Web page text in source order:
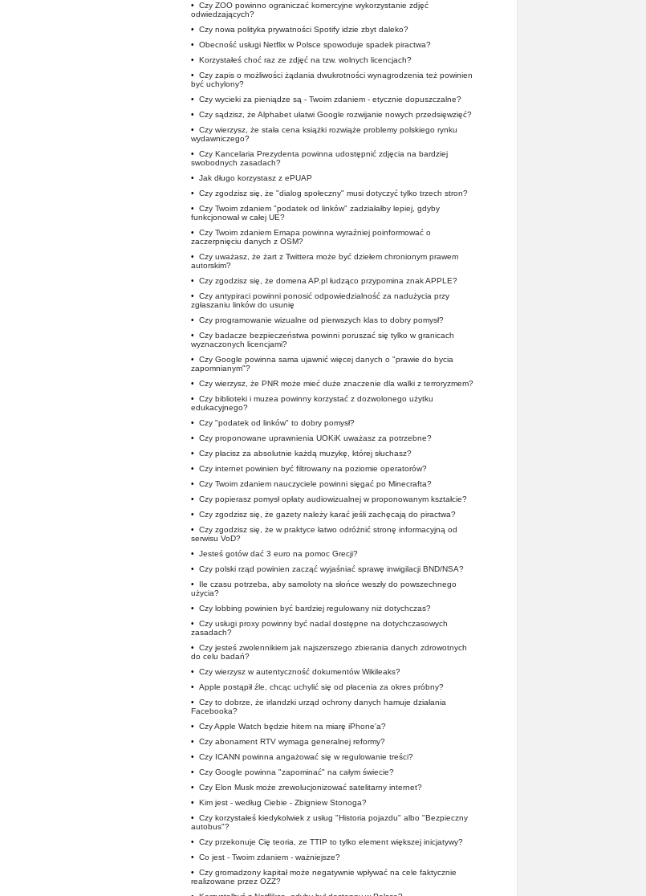
• Czy ZOO powinno ograniczać komercyjne wykorzystanie zdjęć
odwiedzających?
• Czy nowa polityka prywatności Spotify idzie zbyt daleko?
• Obecność usługi Netflix w Polsce spowoduje spadek piractwa?
• Korzystałeś choć raz ze zdjęć na tzw. wolnych licencjach?
• Czy zapis o możliwości żądania dwukrotności wynagrodzenia też powinien
być uchylony?
• Czy wycieki za pieniądze są - Twoim zdaniem - etycznie dopuszczalne?
• Czy sądzisz, że Alphabet ułatwi Google rozwijanie nowych przedsięwzięć?
• Czy wierzysz, że stała cena książki rozwiąże problemy polskiego rynku
wydawniczego?
• Czy Kancelaria Prezydenta powinna udostępnić zdjęcia na bardziej
swobodnych zasadach?
• Jak długo korzystasz z ePUAP
• Czy zgodzisz się, że "dialog społeczny" musi dotyczyć tylko trzech stron?
• Czy Twoim zdaniem "podatek od linków" zadziałałby lepiej, gdyby
funkcjonował w całej UE?
• Czy Twoim zdaniem Emapa powinna wyraźniej poinformować o
zaczerpnięciu danych z OSM?
• Czy uważasz, że żart z Twittera może być dziełem chronionym prawem
autorskim?
• Czy zgodzisz się, że domena AP.pl łudząco przypomina znak APPLE?
• Czy antypiraci powinni ponosić odpowiedzialność za nadużycia przy
zgłaszaniu linków do usunię
• Czy programowanie wizualne od pierwszych klas to dobry pomysł?
• Czy badacze bezpieczeństwa powinni poruszać się tylko w granicach
wyznaczonych licencjami?
• Czy Google powinna sama ujawnić więcej danych o "prawie do bycia
zapomnianym"?
• Czy wierzysz, że PNR może mieć duże znaczenie dla walki z terroryzmem?
• Czy biblioteki i muzea powinny korzystać z dozwolonego użytku
edukacyjnego?
• Czy "podatek od linków" to dobry pomysł?
• Czy proponowane uprawnienia UOKiK uważasz za potrzebne?
• Czy płacisz za absolutnie każdą muzykę, której słuchasz?
• Czy internet powinien być filtrowany na poziomie operatorów?
• Czy Twoim zdaniem nauczyciele powinni sięgać po Minecrafta?
• Czy popierasz pomysł opłaty audiowizualnej w proponowanym kształcie?
• Czy zgodzisz się, że gazety należy karać jeśli zachęcają do piractwa?
• Czy zgodzisz się, że w praktyce łatwo odróżnić stronę informacyjną od
serwisu VoD?
• Jesteś gotów dać 3 euro na pomoc Grecji?
• Czy polski rząd powinien zacząć wyjaśniać sprawę inwigilacji BND/NSA?
•
Ile czasu potrzeba, aby samoloty na słońce weszły do powszechnego
użycia?
• Czy lobbing powinien być bardziej regulowany niż dotychczas?
• Czy usługi proxy powinny być nadal dostępne na dotychczasowych
zasadach?
• Czy jesteś zwolennikiem jak najszerszego zbierania danych zdrowotnych
do celu badań?
• Czy wierzysz w autentyczność dokumentów Wikileaks?
• Apple postąpił źle, chcąc uchylić się od płacenia za okres próbny?
• Czy to dobrze, że irlandzki urząd ochrony danych hamuje działania
Facebooka?
• Czy Apple Watch będzie hitem na miarę iPhone'a?
• Czy abonament RTV wymaga generalnej reformy?
• Czy ICANN powinna angażować się w regulowanie treści?
• Czy Google powinna "zapominać" na całym świecie?
• Czy Elon Musk może zrewolucjonizować satelitarny internet?
• Kim jest - według Ciebie - Zbigniew Stonoga?
• Czy korzystałeś kiedykolwiek z usług "Historia pojazdu" albo "Bezpieczny
autobus"?
• Czy przekonuje Cię teoria, ze TTIP to tylko element większej inicjatywy?
• Co jest - Twoim zdaniem - ważniejsze?
• Czy gromadzony kapitał może negatywnie wpływać na cele faktycznie
realizowane przez OZZ?